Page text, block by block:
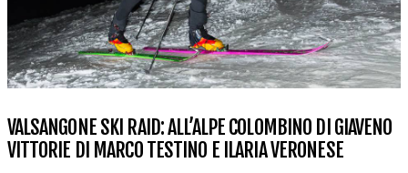
VALSANGONE SKI RAID: ALL’ALPE COLOMBINO DI GIAVENO
VITTORIE DI MARCO TESTINO E ILARIA VERONESE